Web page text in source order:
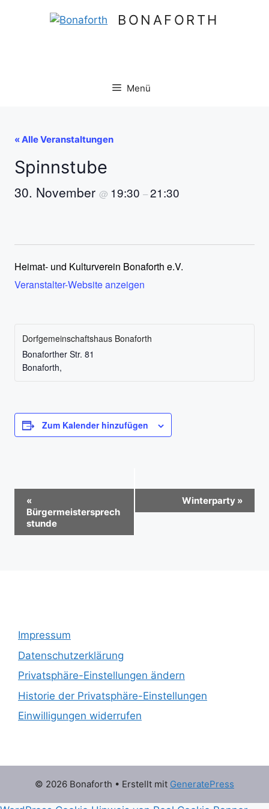
BONAFORTH
Menü
« Alle Veranstaltungen
Spinnstube
30. November @ 19:30 –21:30
Heimat- und Kulturverein Bonaforth e.V.
Veranstalter-Website anzeigen
Dorfgemeinschaftshaus Bonaforth
Bonaforther Str. 81
Bonaforth,
Zum Kalender hinzufügen
r
a
t
u
n
-
«
Bürgermeistersprech
stunde
Winterparty »
Impressum
Datenschutzerklärung
Privatsphäre-Einstellungen ändern
Historie der Privatsphäre-Einstellungen
Einwilligungen widerrufen
© 2026 Bonaforth • Erstellt mit GeneratePress